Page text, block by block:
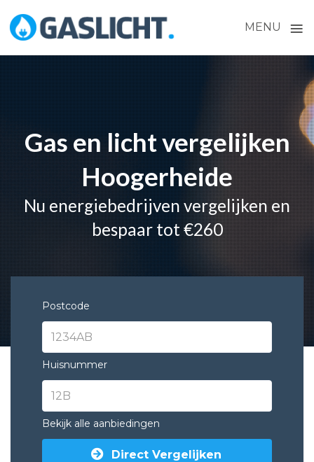
MENU ≡
Skip
to
content
Gas en licht vergelijken
Hoogerheide
Nu energiebedrijven vergelijken en
bespaar tot €260
Postcode
Huisnummer
Bekijk alle aanbiedingen
Direct Vergelijken